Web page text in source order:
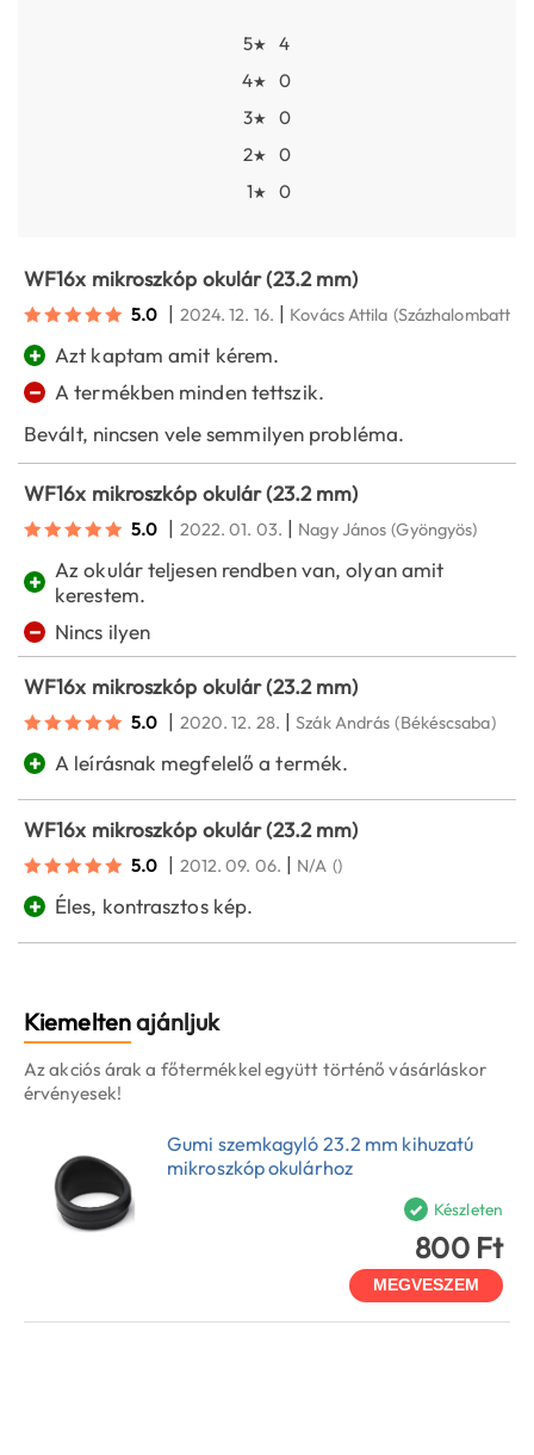
5★
4
4★
0
3★
0
2★
0
1★ 0
WF16x mikroszkóp okulár (23.2 mm)
5.0 | 2024. 12. 16. | Kovács Attila (Százhalombatta)
+ Azt kaptam amit kérem.
− A termékben minden tettszik.
Bevált, nincsen vele semmilyen probléma.
WF16x mikroszkóp okulár (23.2 mm)
5.0 | 2022. 01. 03. | Nagy János (Gyöngyös)
+ Az okulár teljesen rendben van, olyan amit
kerestem.
− Nincs ilyen
WF16x mikroszkóp okulár (23.2 mm)
5.0 | 2020. 12. 28. |Szák András (Békéscsaba)
+ A leírásnak megfelelő a termék.
WF16x mikroszkóp okulár (23.2 mm)
5.0 | 2012. 09. 06. | N/A ()
+ Éles, kontrasztos kép.
Kiemeltenajánljuk
Az akciós árak a főtermékkel együtt történő vásárláskor
érvényesek!
Gumi szemkagyló 23.2 mm kihuzatú
mikroszkóp okulárhoz
Készleten
800 Ft
MEGVESZEM